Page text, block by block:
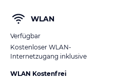
WLAN
Verfügbar
Kostenloser WLAN-
Internetzugang inklusive
WLAN Kostenfrei